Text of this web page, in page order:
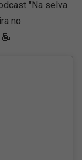
"Na selva
no